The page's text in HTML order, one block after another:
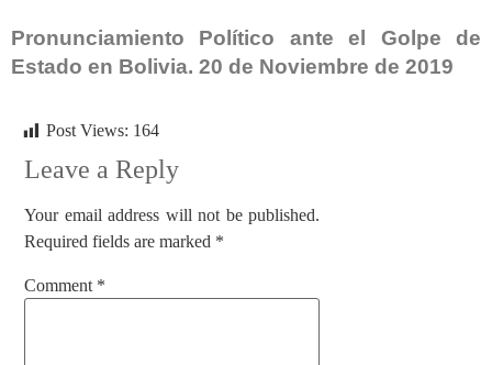
Pronunciamiento Político ante el Golpe de
Estado en Bolivia. 20 de Noviembre de 2019
Post Views: 164
Leave a Reply
Your email address will not be published.
Required fields are marked *
Comment *